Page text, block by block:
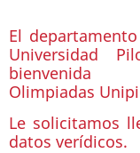
El
Universidad
Olimpiadas
Le solicitamos
datos verídicos.